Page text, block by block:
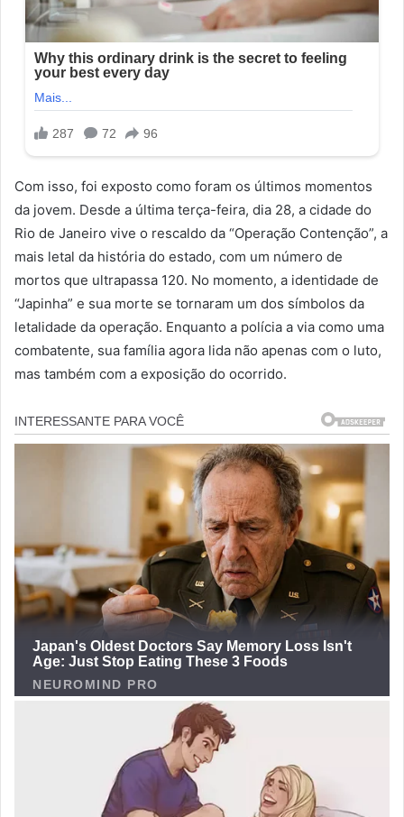
Com isso, foi exposto como foram os últimos momentos
da jovem. Desde a última terça-feira, dia 28, a cidade do
Rio de Janeiro vive o rescaldo da “Operação Contenção”, a
mais letal da história do estado, com um número de
mortos que ultrapassa 120. No momento, a identidade de
“Japinha” e sua morte se tornaram um dos símbolos da
letalidade da operação. Enquanto a polícia a via como uma
combatente, sua família agora lida não apenas com o luto,
mas também com a exposição do ocorrido.